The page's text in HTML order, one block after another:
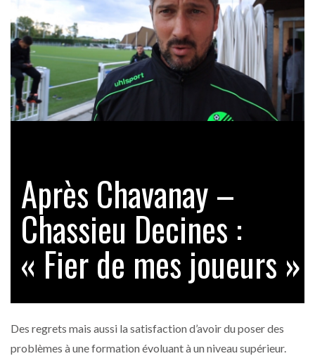
Après Chavanay –
Chassieu Decines :
« Fier de mes joueurs »
Des regrets mais aussi la satisfaction d’avoir du poser des
problèmes à une formation évoluant à un niveau supérieur.